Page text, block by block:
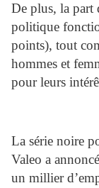
De plus, la part
politique
points), tout
hommes et
pour leurs
La série noire
Valeo a
un millier